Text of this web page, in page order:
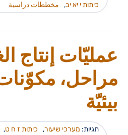
כיתות י יא יב, مخططات دراسية
عمليّات إنتاج
مراحل،
بيئيّة
תגיות: מערכי שיעור, כיתות ז ח ט,